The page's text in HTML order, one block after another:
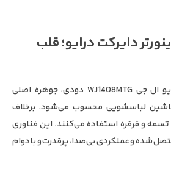
دایرکت درایو؛ قلب
موتور اینورتر دایرکت درایو ال جی WJ1408MTG دودی، جوهره اصلی
لباسشویی محسوب می‌شود. برخلاف
و قرقره استفاده می‌کنند، این فناوری
شده و عملکردی بی‌صدا، پرقدرت و بادوام